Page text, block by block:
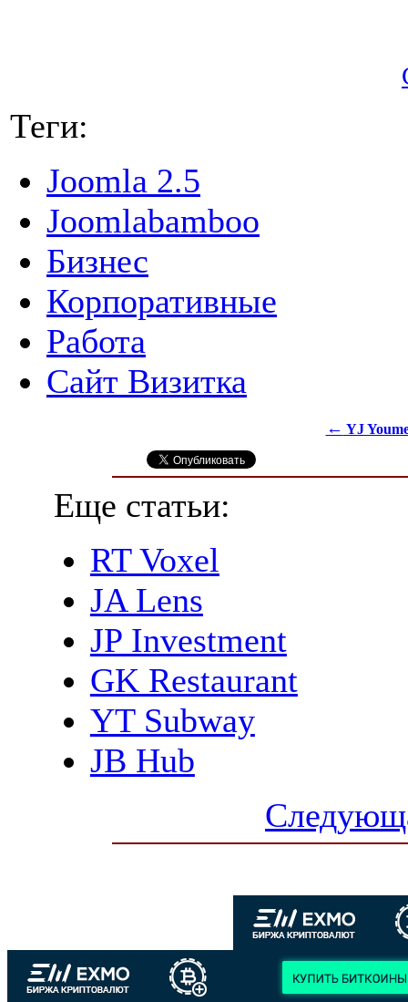
Теги:
Joomla 2.5
Joomlabamboo
Бизнес
Корпоративные
Работа
Сайт Визитка
← YJ
Еще статьи:
RT Voxel
JA Lens
JP Investment
GK Restaurant
YT Subway
JB Hub